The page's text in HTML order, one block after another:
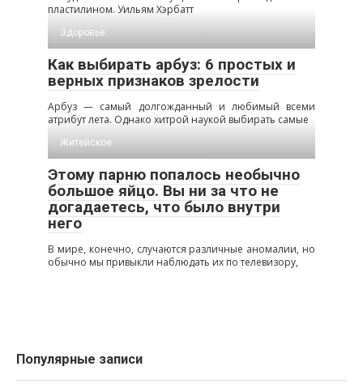
пластилином. Уильям Хэрбатт
Здоровье
Как выбирать арбуз: 6 простых и
верных признаков зрелости
Арбуз — самый долгожданный и любимый всеми
атрибут лета. Однако хитрой наукой выбирать самые
Житейское
Этому парню попалось необычно
большое яйцо. Вы ни за что не
догадаетесь, что было внутри
него
В мире, конечно, случаются различные аномалии, но
обычно мы привыкли наблюдать их по телевизору,
Популярные записи